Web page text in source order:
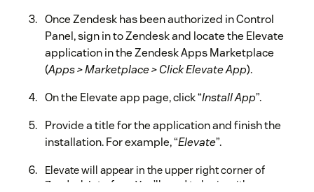
Once Zendesk has been authorized in Control
Panel, sign in to Zendesk and locate the Elevate
application in the Zendesk Apps Marketplace
(Apps > Marketplace > Click Elevate App).
On the Elevate app page, click “Install App”.
Provide a title for the application and finish the
installation. For example, “Elevate”.
Elevate will appear in the upper right corner of
Zendesk Interface. You’ll need to login with your